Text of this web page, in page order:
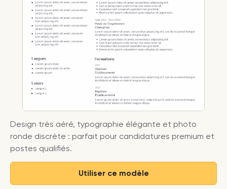
Design très aéré, typographie élégante et photo
ronde discrète : parfait pour candidatures premium et
postes qualifiés.
Utiliser ce modèle